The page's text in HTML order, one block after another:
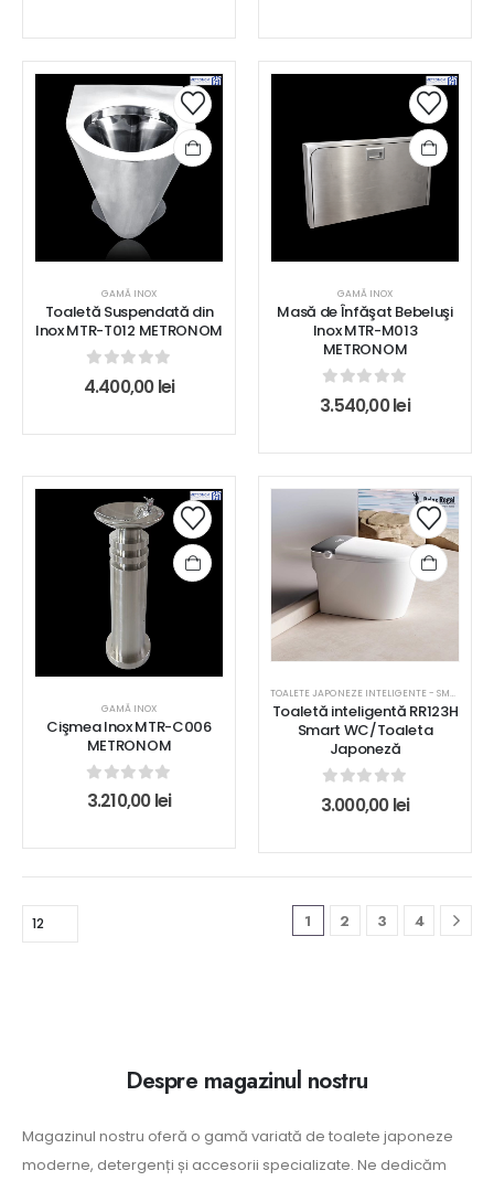
GAMĂ INOX
Toaletă Suspendată din
Inox MTR-T012 METRONOM
0 out of 5
4.400,00lei
GAMĂ INOX
Masă de Înfăşat Bebeluşi
Inox MTR-M013
METRONOM
0 out of 5
3.540,00lei
GAMĂ INOX
Cişmea Inox MTR-C006
METRONOM
0 out of 5
3.210,00lei
TOALETE JAPONEZE INTELIGENTE - SMART WC
Toaletă inteligentă RR123H
Smart WC/Toaleta
Japoneză
0 out of 5
3.000,00lei
1 2 3 4
Despre magazinul nostru
Magazinul nostru oferă o gamă variată de toalete japoneze
moderne, detergenți și accesorii specializate. Ne dedicăm